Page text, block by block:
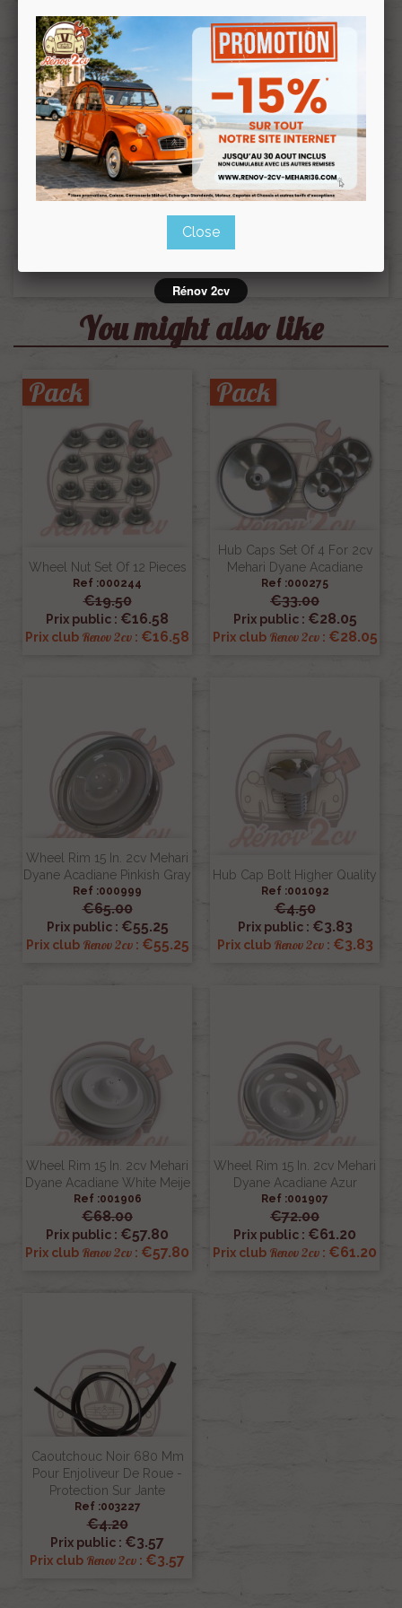
You might also like
Wheel Nut Set Of 12 Pieces
Ref :000244
€19.50
Prix public : €16.58
Prix club Renov 2cv : €16.58
Pack
Hub Caps Set Of 4 For 2cv
Mehari Dyane Acadiane
Ref :000275
€33.00
Prix public : €28.05
Prix club Renov 2cv: €28.05
Pack
Wheel Rim 15 In. 2cv Mehari
Dyane Acadiane Pinkish Gray
Ref :000999
€65.00
Prix public : €55.25
Prix club Renov 2cv: €55.25
Hub Cap Bolt Higher Quality
Ref :001092
€4.50
Prix public : €3.83
Prix club Renov 2cv: €3.83
Wheel Rim 15 In. 2cv Mehari
Dyane Acadiane White Meije
Ref :001906
€68.00
Prix public : €57.80
Prix club Renov 2cv : €57.80
Wheel Rim 15 In. 2cv Mehari
Dyane Acadiane Azur
Ref :001907
€72.00
Prix public : €61.20
Prix club Renov 2cv : €61.20
Caoutchouc Noir 680 Mm
Pour Enjoliveur De Roue -
Protection Sur Jante
Ref :003227
€4.20
Prix public : €3.57
Prix club Renov 2cv : €3.57
Close
Rénov 2cv